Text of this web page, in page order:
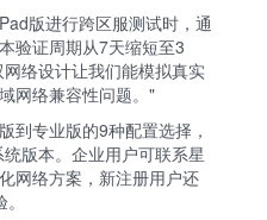
版进行跨区服测试时，通
验证周期从7天缩短至3
络设计让我们能模拟真实
网络兼容性问题。"
到专业版的9种配置选择，
版本。企业用户可联系星
网络方案，新注册用户还